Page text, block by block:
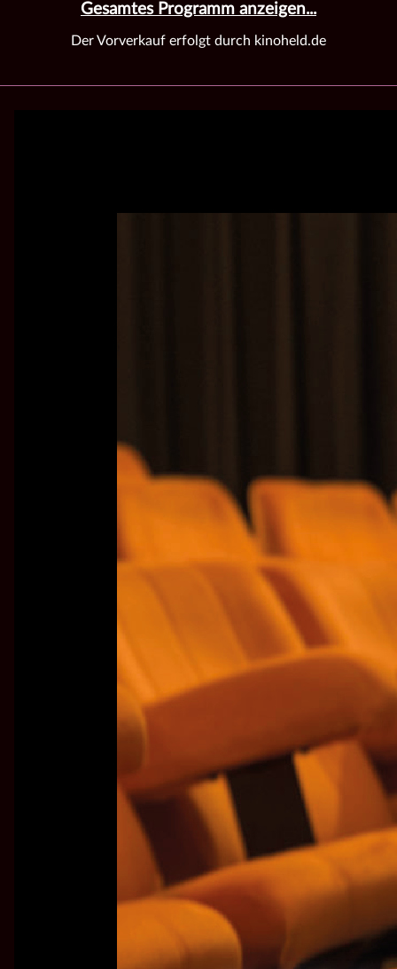
Gesamtes Programm anzeigen...
Der Vorverkauf erfolgt durch kinoheld.de